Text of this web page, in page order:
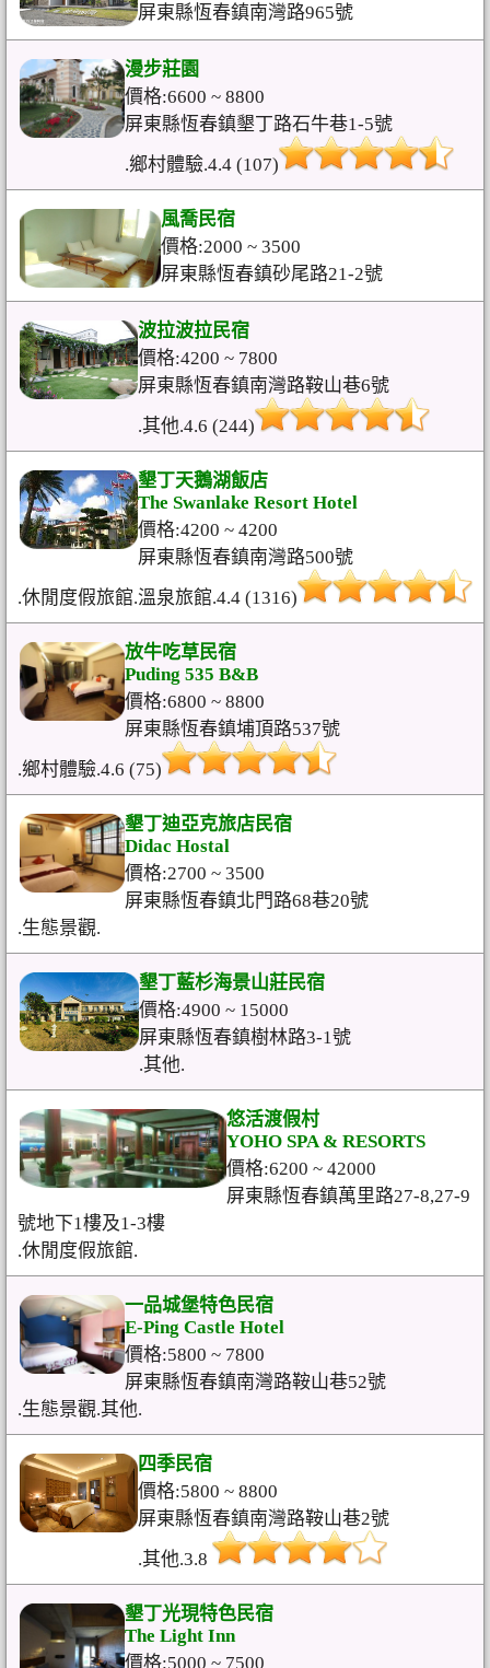
屏東縣恆春鎮南灣路965號
漫步莊園
價格:6600 ~ 8800
屏東縣恆春鎮墾丁路石牛巷1-5號
.鄉村體驗.4.4 (107)
風喬民宿
價格:2000 ~ 3500
屏東縣恆春鎮砂尾路21-2號
波拉波拉民宿
價格:4200 ~ 7800
屏東縣恆春鎮南灣路鞍山巷6號
.其他.4.6 (244)
墾丁天鵝湖飯店
The Swanlake Resort Hotel
價格:4200 ~ 4200
屏東縣恆春鎮南灣路500號
.休閒度假旅館.溫泉旅館.4.4 (1316)
放牛吃草民宿
Puding 535 B&B
價格:6800 ~ 8800
屏東縣恆春鎮埔頂路537號
.鄉村體驗.4.6 (75)
墾丁迪亞克旅店民宿
Didac Hostal
價格:2700 ~ 3500
屏東縣恆春鎮北門路68巷20號
.生態景觀.
墾丁藍杉海景山莊民宿
價格:4900 ~ 15000
屏東縣恆春鎮樹林路3-1號
.其他.
悠活渡假村
YOHO SPA & RESORTS
價格:6200 ~ 42000
屏東縣恆春鎮萬里路27-8,27-9
號地下1樓及1-3樓
.休閒度假旅館.
一品城堡特色民宿
E-Ping Castle Hotel
價格:5800 ~ 7800
屏東縣恆春鎮南灣路鞍山巷52號
.生態景觀.其他.
四季民宿
價格:5800 ~ 8800
屏東縣恆春鎮南灣路鞍山巷2號
.其他.3.8
墾丁光現特色民宿
The Light Inn
價格:5000 ~ 7500